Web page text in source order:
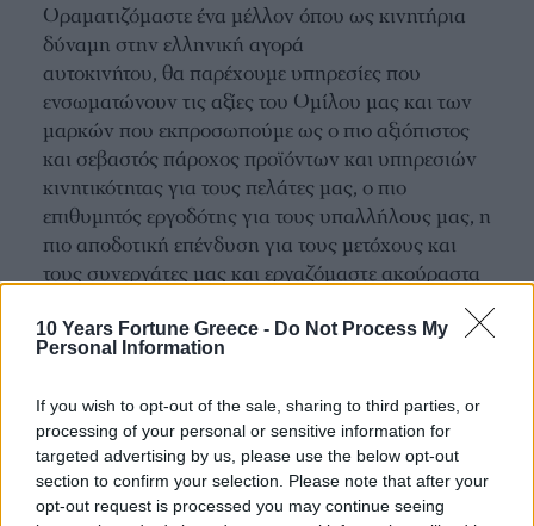
10 Years Fortune Greece - Do Not Process My
Personal Information
If you wish to opt-out of the sale, sharing to third parties, or
processing of your personal or sensitive information for
targeted advertising by us, please use the below opt-out
section to confirm your selection. Please note that after your
opt-out request is processed you may continue seeing
Οραματιζόμαστε ένα μέλλον όπου ως κινητήρια
δύναμη στην ελληνική αγορά
αυτοκινήτου, θα παρέχουμε υπηρεσίες που
ενσωματώνουν τις αξίες του Ομίλου μας και των
μαρκών που εκπροσωπούμε ως ο πιο αξιόπιστος
και σεβαστός πάροχος προϊόντων και υπηρεσιών
κινητικότητας για τους πελάτες μας, ο πιο
επιθυμητός εργοδότης για τους υπαλλήλους μας, η
πιο αποδοτική επένδυση για τους μετόχους και
τους συνεργάτες μας και εργαζόμαστε ακούραστα
πραγματικότητα.